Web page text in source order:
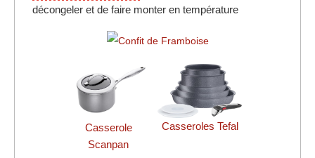
décongeler et de faire monter en température
Casserole
Scanpan
Casseroles Tefal